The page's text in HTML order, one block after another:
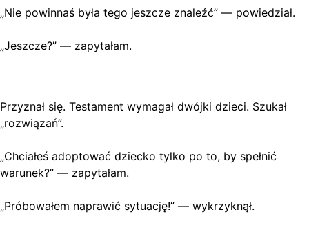
„Nie powinnaś była tego jeszcze znaleźć” — powiedział.
„Jeszcze?” — zapytałam.
Przyznał się. Testament wymagał dwójki dzieci. Szukał
„rozwiązań”.
„Chciałeś adoptować dziecko tylko po to, by spełnić
warunek?” — zapytałam.
„Próbowałem naprawić sytuację!” — wykrzyknął.